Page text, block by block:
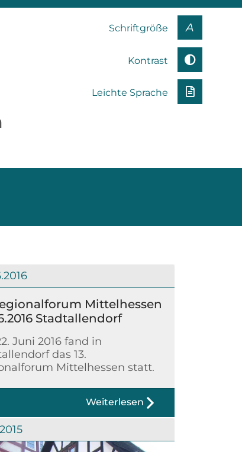
Schriftgröße A
Kontrast
Leichte Sprache
Mittelhessen
Stadtallendorf
Juni 2016 fand in
das 13.
Mittelhessen statt.
Weiterlesen